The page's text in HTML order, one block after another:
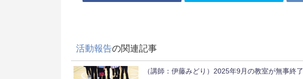
活動報告の関連記事
（講師：伊藤みどり）2025年9月の教室が無事終了